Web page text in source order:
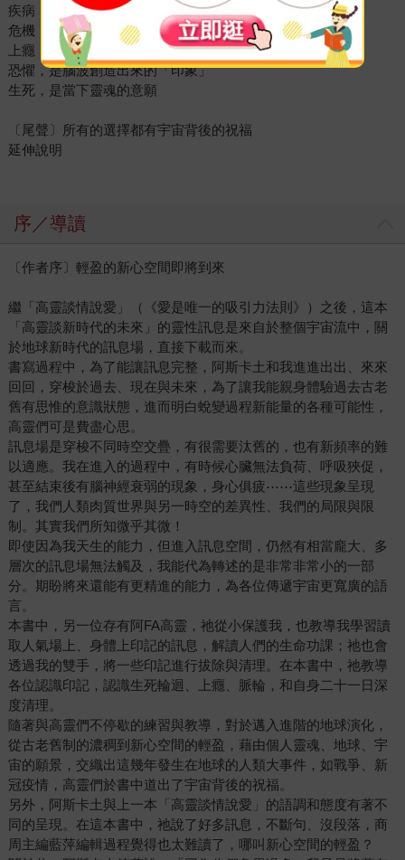
疾病，有大自然助你提升免疫力
危機，讓宇宙的力量進入以支持你
上癮，是身體與精神上的成癮
恐懼，是腦波創造出來的「印象」
生死，是當下靈魂的意願
〔尾聲〕所有的選擇都有宇宙背後的祝福
延伸說明
序／導讀
〔作者序〕輕盈的新心空間即將到來
繼「高靈談情說愛」（《愛是唯一的吸引力法則》）之後，這本
「高靈談新時代的未來」的靈性訊息是來自於整個宇宙流中，關
於地球新時代的訊息場，直接下載而來。
書寫過程中，為了能讓訊息完整，阿斯卡土和我進進出出、來來
回回，穿梭於過去、現在與未來，為了讓我能親身體驗過去古老
舊有思惟的意識狀態，進而明白蛻變過程新能量的各種可能性，
高靈們可是費盡心思。
訊息場是穿梭不同時空交疊，有很需要汰舊的，也有新頻率的難
以適應。我在進入的過程中，有時候心臟無法負荷、呼吸狹促，
甚至結束後有腦神經衰弱的現象，身心俱疲⋯⋯這些現象呈現
了，我們人類肉質世界與另一時空的差異性、我們的局限與限
制。其實我們所知微乎其微！
即使因為我天生的能力，但進入訊息空間，仍然有相當龐大、多
層次的訊息場無法觸及，我能代為轉述的是非常非常小的一部
分。期盼將來還能有更精進的能力，為各位傳遞宇宙更寬廣的語
言。
本書中，另一位存有阿FA高靈，祂從小保護我，也教導我學習讀
取人氣場上、身體上印記的訊息，解讀人們的生命功課；祂也會
透過我的雙手，將一些印記進行拔除與清理。在本書中，祂教導
各位認識印記，認識生死輪迴、上癮、脈輪，和自身二十一日深
度清理。
隨著與高靈們不停歇的練習與教導，對於邁入進階的地球演化，
從古老舊制的濃稠到新心空間的輕盈，藉由個人靈魂、地球、宇
宙的願景，交織出這幾年發生在地球的人類大事件，如戰爭、新
冠疫情，高靈們於書中道出了宇宙背後的祝福。
另外，阿斯卡土與上一本「高靈談情說愛」的語調和態度有著不
同的呈現。在這本書中，祂說了好多訊息，不斷句、沒段落，商
周主編藍萍編輯過程覺得也太難讀了，哪叫新心空間的輕盈？